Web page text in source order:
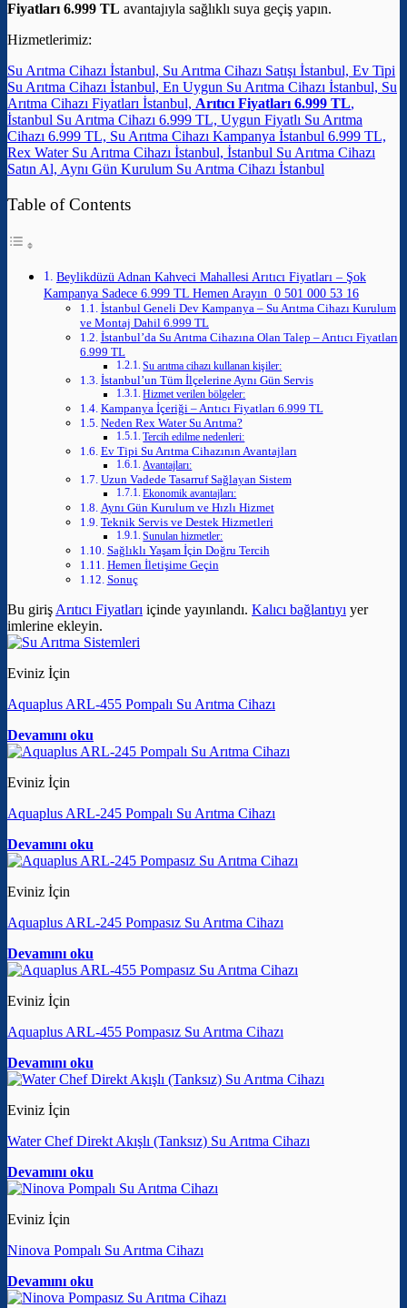
Fiyatları 6.999 TL avantajıyla sağlıklı suya geçiş yapın.
Hizmetlerimiz:
Su Arıtma Cihazı İstanbul, Su Arıtma Cihazı Satışı İstanbul, Ev Tipi
Su Arıtma Cihazı İstanbul, En Uygun Su Arıtma Cihazı İstanbul, Su
Arıtma Cihazı Fiyatları İstanbul, Arıtıcı Fiyatları 6.999 TL,
İstanbul Su Arıtma Cihazı 6.999 TL, Uygun Fiyatlı Su Arıtma
Cihazı 6.999 TL, Su Arıtma Cihazı Kampanya İstanbul 6.999 TL,
Rex Water Su Arıtma Cihazı İstanbul, İstanbul Su Arıtma Cihazı
Satın Al, Aynı Gün Kurulum Su Arıtma Cihazı İstanbul
Table of Contents
Beylikdüzü Adnan Kahveci Mahallesi Arıtıcı Fiyatları – Şok
Kampanya Sadece 6.999 TL Hemen Arayın 0 501 000 53 16
İstanbul Geneli Dev Kampanya – Su Arıtma Cihazı Kurulum
ve Montaj Dahil 6.999 TL
İstanbul’da Su Arıtma Cihazına Olan Talep – Arıtıcı Fiyatları
6.999 TL
Su arıtma cihazı kullanan kişiler:
İstanbul’un Tüm İlçelerine Aynı Gün Servis
Hizmet verilen bölgeler:
Kampanya İçeriği – Arıtıcı Fiyatları 6.999 TL
Neden Rex Water Su Arıtma?
Tercih edilme nedenleri:
Ev Tipi Su Arıtma Cihazının Avantajları
Avantajları:
Uzun Vadede Tasarruf Sağlayan Sistem
Ekonomik avantajları:
Aynı Gün Kurulum ve Hızlı Hizmet
Teknik Servis ve Destek Hizmetleri
Sunulan hizmetler:
Sağlıklı Yaşam İçin Doğru Tercih
Hemen İletişime Geçin
Sonuç
Bu girişArıtıcı Fiyatları içinde yayınlandı. Kalıcı bağlantıyı yer
imlerine ekleyin.
Eviniz İçin
Aquaplus ARL-455 Pompalı Su Arıtma Cihazı
Devamını oku
Eviniz İçin
Aquaplus ARL-245 Pompalı Su Arıtma Cihazı
Devamını oku
Eviniz İçin
Aquaplus ARL-245 Pompasız Su Arıtma Cihazı
Devamını oku
Eviniz İçin
Aquaplus ARL-455 Pompasız Su Arıtma Cihazı
Devamını oku
Eviniz İçin
Water Chef Direkt Akışlı (Tanksız) Su Arıtma Cihazı
Devamını oku
Eviniz İçin
Ninova Pompalı Su Arıtma Cihazı
Devamını oku